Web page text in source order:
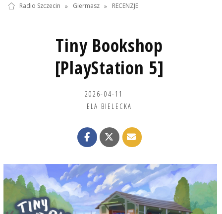
Radio Szczecin » Giermasz » RECENZJE
Tiny Bookshop
[PlayStation 5]
2026-04-11
ELA BIELECKA